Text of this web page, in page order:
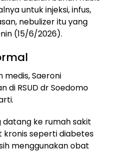
untuk injeksi, infus,
nebulizer itu yang
(15/6/2026).
medis, Saeroni
di RSUD dr Soedomo
ke rumah sakit
kronis seperti diabetes
menggunakan obat